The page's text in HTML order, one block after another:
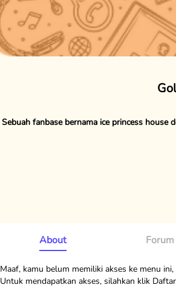
Sebuah fanbase bernama ice princess house
About Forum
Maaf, kamu belum memiliki akses ke menu
Untuk mendapatkan akses, silahkan klik